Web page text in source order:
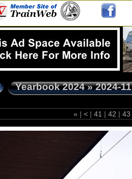
Yearbook 2024»2024-11
« | < | 41 | 42 | 43